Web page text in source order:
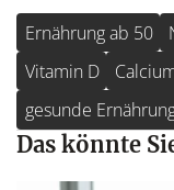
Ernährung ab 50
Vitamin D
gesunde
Das könnte